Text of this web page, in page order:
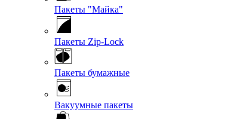
Пакеты "Майка"
Пакеты Zip-Lock
Пакеты бумажные
Вакуумные пакеты